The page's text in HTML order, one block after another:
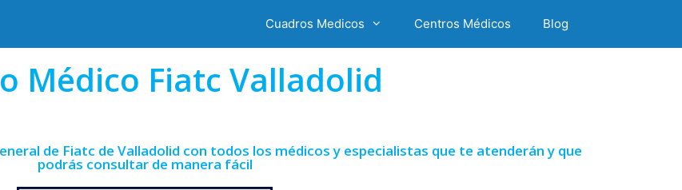
Cuadros Medicos Centros Médicos Blog
Médico Fiatc Valladolid
de Fiatc de Valladolid con todos los médicos y especialistas que te atenderán y que
podrás consultar de manera fácil